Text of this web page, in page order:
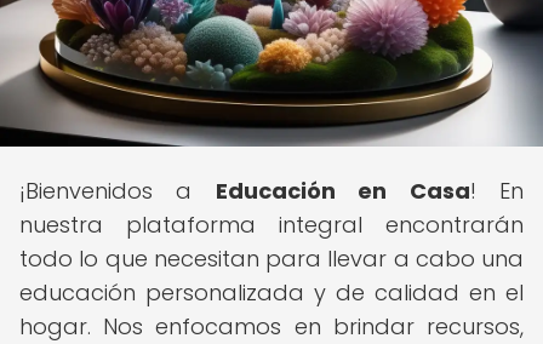
¡Bienvenidos a Educación en Casa! En
nuestra plataforma integral encontrarán
todo lo que necesitan para llevar a cabo una
educación personalizada y de calidad en el
hogar. Nos enfocamos en brindar recursos,